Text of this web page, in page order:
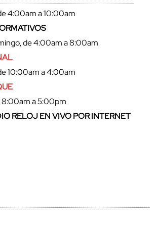
4:00am a 10:00am
de 4:00am a 8:00am
10:00am a 4:00am
8:00am a 5:00pm
RELOJ EN VIVO POR INTERNET